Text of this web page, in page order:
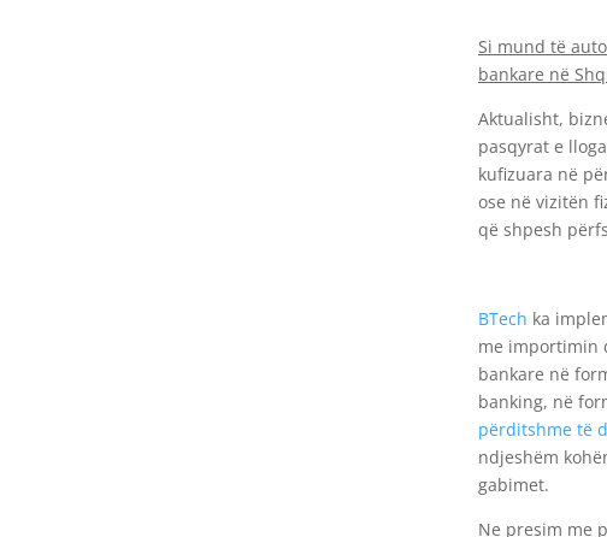
Si mund të
bankare në
Aktualisht,
pasqyrat e
kufizuara në
ose në vizitën
që shpesh
BTech ka
me importimin
bankare në
banking, në
përditshme të
ndjeshëm
gabimet.
Ne presim me